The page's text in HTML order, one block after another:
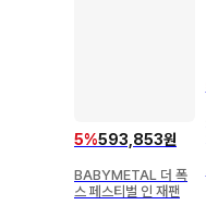
5%593,853원
BABYMETAL 더 폭
스 페스티벌 인 재팬